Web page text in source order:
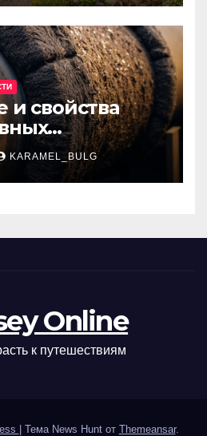
и свойства
огнеупорных
KARAMEL_BULG
Online
к путешествиям
Тема News Hunt от Themeansar.